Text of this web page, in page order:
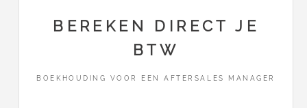
BEREKEN DIRECT JE
BTW
BOEKHOUDING VOOR EEN AFTERSALES MANAGER